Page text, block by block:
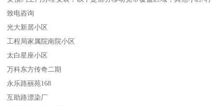
致电咨询
光大新居小区
工程局家属院南院小区
太白星座小区
万科东方传奇二期
永乐路丽苑168
互助路漂染厂